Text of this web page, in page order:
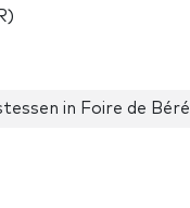
in Foire de Béré